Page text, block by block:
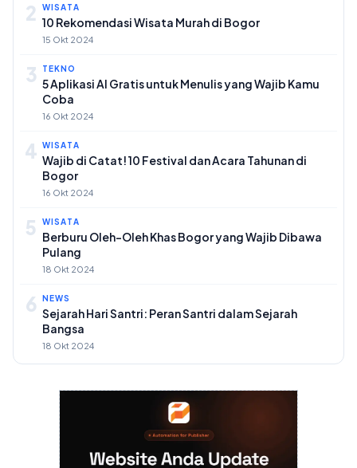
2 WISATA
10 Rekomendasi Wisata Murah di Bogor
15 Okt 2024
3 TEKNO
5 Aplikasi AI Gratis untuk Menulis yang Wajib Kamu
Coba
16 Okt 2024
4 WISATA
Wajib di Catat! 10 Festival dan Acara Tahunan di
Bogor
16 Okt 2024
5 WISATA
Berburu Oleh-Oleh Khas Bogor yang Wajib Dibawa
Pulang
18 Okt 2024
6 NEWS
Sejarah Hari Santri: Peran Santri dalam Sejarah
Bangsa
18 Okt 2024